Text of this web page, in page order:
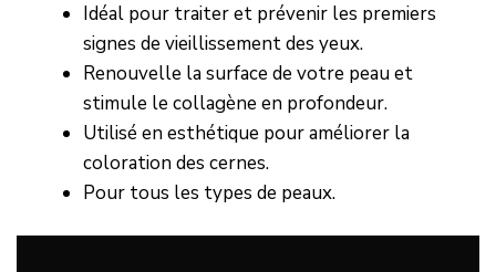
Idéal pour traiter et prévenir les premiers
signes de vieillissement des yeux.
Renouvelle la surface de votre peau et
stimule le collagène en profondeur.
Utilisé en esthétique pour améliorer la
coloration des cernes.
Pour tous les types de peaux.